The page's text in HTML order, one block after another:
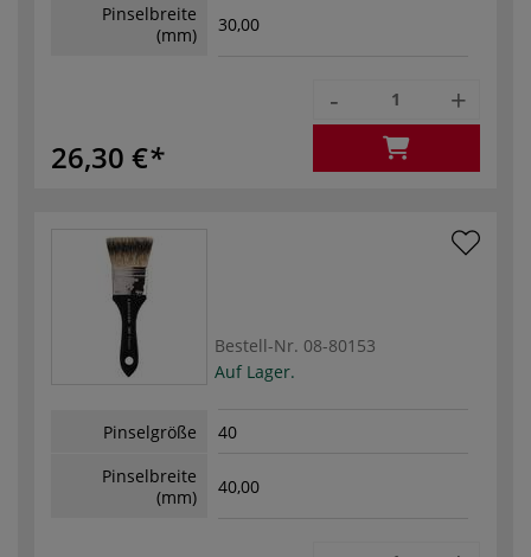
Pinselbreite
(mm)
30,00
26,30 €
- +
Bestell-Nr. 08-80153
Auf Lager.
Pinselgröße
40
Pinselbreite
(mm)
40,00